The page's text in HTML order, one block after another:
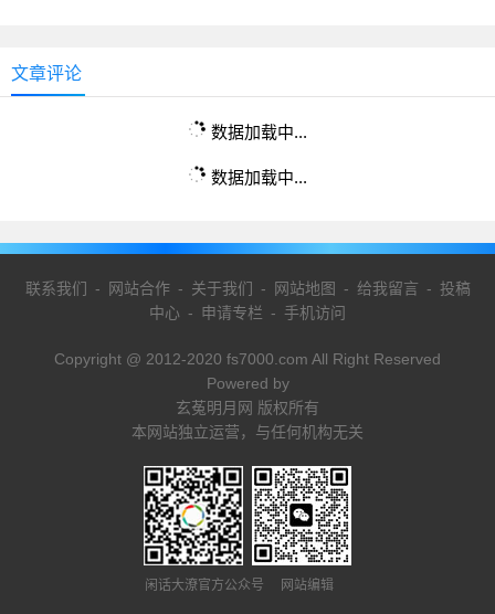
文章评论
数据加载中...
数据加载中...
联系我们 - 网站合作- 关于我们 - 网站地图 - 给我留言 - 投稿
中心 - 申请专栏 - 手机访问
Copyright @ 2012-2020 fs7000.com All Right Reserved
Powered by
玄菟明月网 版权所有
本网站独立运营，与任何机构无关
闲话大潦官方公众号 网站编辑